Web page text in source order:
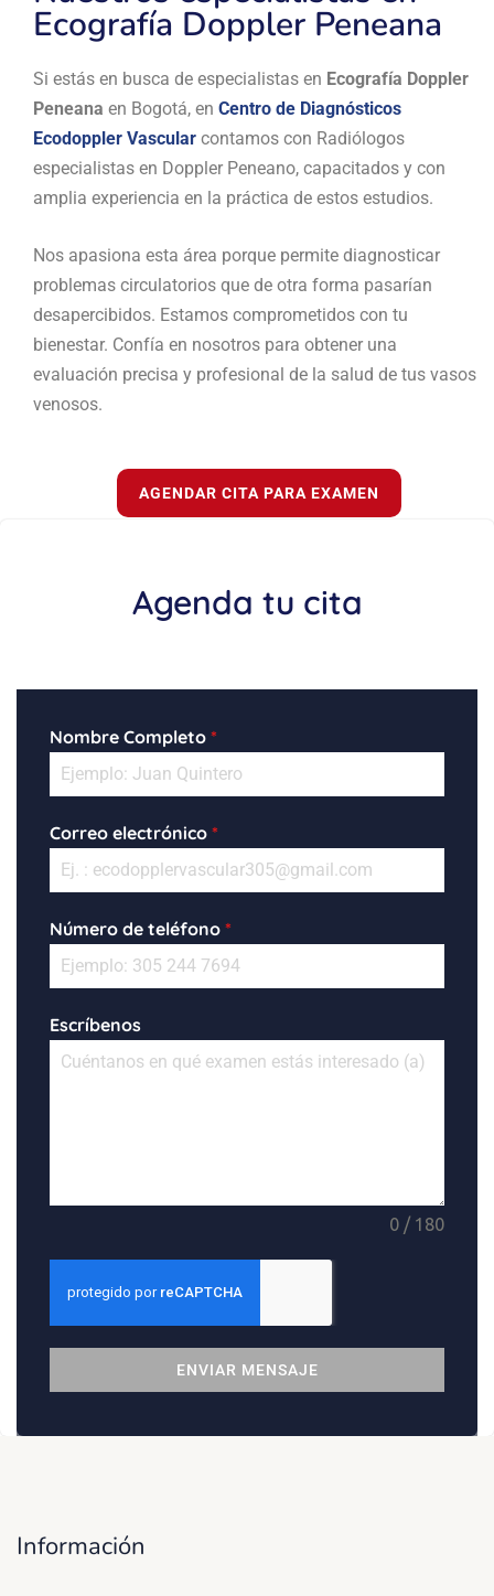
Ecografía Doppler Peneana
Si estás en busca de especialistas en Ecografía Doppler
Peneana en Bogotá, en Centro de Diagnósticos
Ecodoppler Vascular contamos con Radiólogos
especialistas en Doppler Peneano, capacitados y con
amplia experiencia en la práctica de estos estudios.
Nos apasiona esta área porque permite diagnosticar
problemas circulatorios que de otra forma pasarían
desapercibidos. Estamos comprometidos con tu
bienestar. Confía en nosotros para obtener una
evaluación precisa y profesional de la salud de tus vasos
venosos.
AGENDAR CITA PARA EXAMEN
Agenda tu cita
Nombre Completo *
Correo electrónico *
Número de teléfono *
Escríbenos
0 / 180
ENVIAR MENSAJE
Información